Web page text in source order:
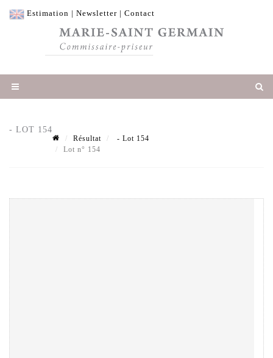
Estimation | Newsletter | Contact
- LOT 154
Résultat
- Lot 154
Lot n° 154